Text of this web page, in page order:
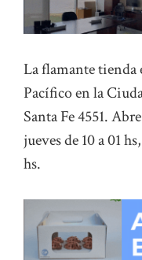
La flamante tienda
Pacífico en la
Santa Fe 4551.
jueves de 10 a 01
hs.